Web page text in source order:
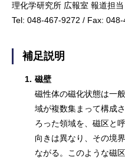
理化学研究所 広報室 報道担当
Tel: 048-467-9272 / Fax:
補足説明
1. 磁壁
磁性体の磁化状態は一
域が複数集まって構成
ろった領域を、磁区と
向きは異なり、その境
ながる。このような磁